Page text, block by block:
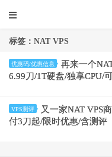
标签：NAT VPS
优惠码/优惠信息
再来一个
6.99刀/1T硬盘/独享CPU/
VPS测评
又一家NAT VPS
付3刀起/限时优惠/含测评